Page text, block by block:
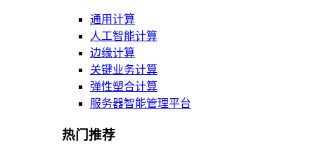
通用计算
人工智能计算
边缘计算
关键业务计算
弹性塑合计算
服务器智能管理平台
热门推荐